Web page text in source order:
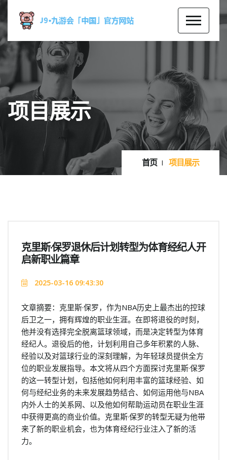
项目展示
首页 项目展示
克里斯·保罗退休后计划转型为体育经纪人开
启新职业篇章
2025-03-16 09:43:30
文章摘要：克里斯·保罗，作为NBA历史上最杰出的控球
后卫之一，拥有辉煌的职业生涯。在即将退役的时刻，
他并没有选择完全脱离篮球领域，而是决定转型为体育
经纪人。退役后的他，计划利用自己多年积累的人脉、
经验以及对篮球行业的深刻理解，为年轻球员提供全方
位的职业发展指导。本文将从四个方面探讨克里斯·保罗
的这一转型计划，包括他如何利用丰富的篮球经验、如
何与经纪业务的未来发展趋势结合、如何运用他与NBA
内外人士的关系网、以及他如何帮助运动员在职业生涯
中获得更高的商业价值。克里斯·保罗的转型无疑为他带
来了新的职业机会，也为体育经纪行业注入了新的活
力。